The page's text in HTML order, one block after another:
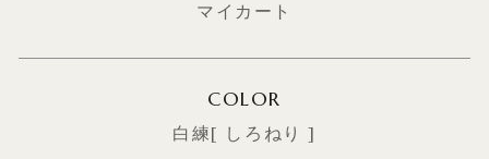
マイカート
COLOR
白練[ しろねり ]